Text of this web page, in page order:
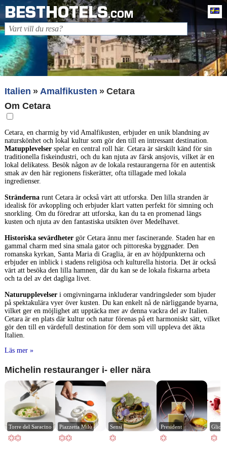
BESTHOTELS.COM
Italien Amalfikusten
Cetara
Om Cetara
Cetara, en charmig by vid Amalfikusten, erbjuder en unik blandning av
naturskönhet och lokal kultur som gör den till en intressant destination.
Matupplevelserspelar en central roll här. Cetara är särskilt känd för sin
traditionella fiskeindustri, och du kan njuta av färsk ansjovis, vilket är en
lokal delikatess. Besök någon av de lokala restaurangerna för en autentisk
smak av den här regionens fiskerätter, ofta tillagade med lokala
ingredienser.
Strändernarunt Cetara är också värt att utforska. Den lilla stranden är
idealisk för avkoppling och erbjuder klart vatten perfekt för simning och
snorkling. Om du föredrar att utforska, kan du ta en promenad längs
kusten och njuta av den fantastiska utsikten över Medelhavet.
Historiska sevärdhetergör Cetara ännu mer fascinerande. Staden har en
gammal charm med sina smala gator och pittoreska byggnader. Den
romanska kyrkan, Santa Maria di Graglia, är en av höjdpunkterna och
erbjuder en inblick i stadens religiösa och kulturella historia. Det är också
värt att besöka den lilla hamnen, där du kan se de lokala fiskarna arbeta
och ta del av det dagliga livet.
Naturupplevelseri omgivningarna inkluderar vandringsleder som bjuder
på spektakulära vyer över kusten. Du kan enkelt nå de närliggande byarna,
vilket ger en möjlighet att upptäcka mer av denna vackra del av Italien.
Cetara är en plats där kultur och natur förenas på ett harmoniskt sätt, vilket
gör den till en värdefull destination för dem som vill uppleva det äkta
Italien.
Läs mer »
Michelin restauranger i- eller nära
Torre del Saracino Piazzetta Milù Sensi President